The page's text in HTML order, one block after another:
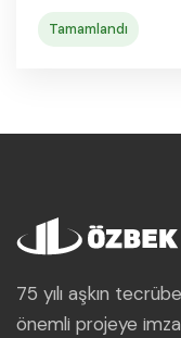
Tamamlandı
75 yılı aşkın
önemli projeye